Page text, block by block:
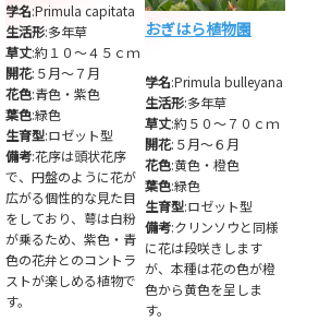
学名:Primula capitata
生活形:多年草
草丈:約１０～４５ｃｍ
開花:５月～７月
花色:青色・紫色
葉色:緑色
生育型:ロゼット型
備考:花序は頭状花序
で、円盤のように花が
広がる個性的な見た目
をしており、萼は白粉
が乗るため、紫色・青
色の花弁とのコントラ
ストが楽しめる植物で
す。
おぎはら植物園
学名:Primula bulleyana
生活形:多年草
草丈:約５０～７０ｃｍ
開花:５月～６月
花色:黄色・橙色
葉色:緑色
生育型:ロゼット型
備考:クリンソウと同様
に花は段咲きします
が、本種は花の色が橙
色から黄色を呈しま
す。